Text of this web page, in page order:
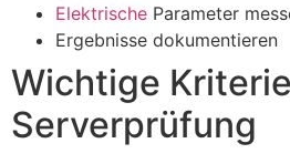
Elektrische Parameter
Ergebnisse dokumentieren
Wichtige
Serverprüfung